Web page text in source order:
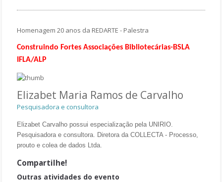
Homenagem 20 anos da REDARTE - Palestra
Construindo Fortes Associações Bibliotecárias-BSLA
IFLA/ALP
Elizabet Maria Ramos de Carvalho
Pesquisadora e consultora
Elizabet Carvalho possui especialização pela UNIRIO.
Pesquisadora e consultora. Diretora da COLLECTA - Processo,
prouto e colea de dados Ltda.
Compartilhe!
Outras atividades do evento